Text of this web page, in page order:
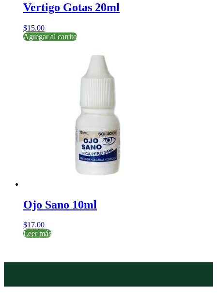
Vertigo Gotas 20ml
$15.00
Agregar al carrito
Ojo Sano 10ml
$17.00
Leer más